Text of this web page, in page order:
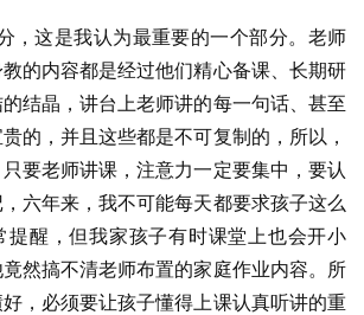
，这是我认为最重要的一个部分。老师
的内容都是经过他们精心备课、长期研
结晶，讲台上老师讲的每一句话、甚至
的，并且这些都是不可复制的，所以，
要老师讲课，注意力一定要集中，要认
六年来，我不可能每天都要求孩子这么
提醒，但我家孩子有时课堂上也会开小
然搞不清老师布置的家庭作业内容。所
，必须要让孩子懂得上课认真听讲的重